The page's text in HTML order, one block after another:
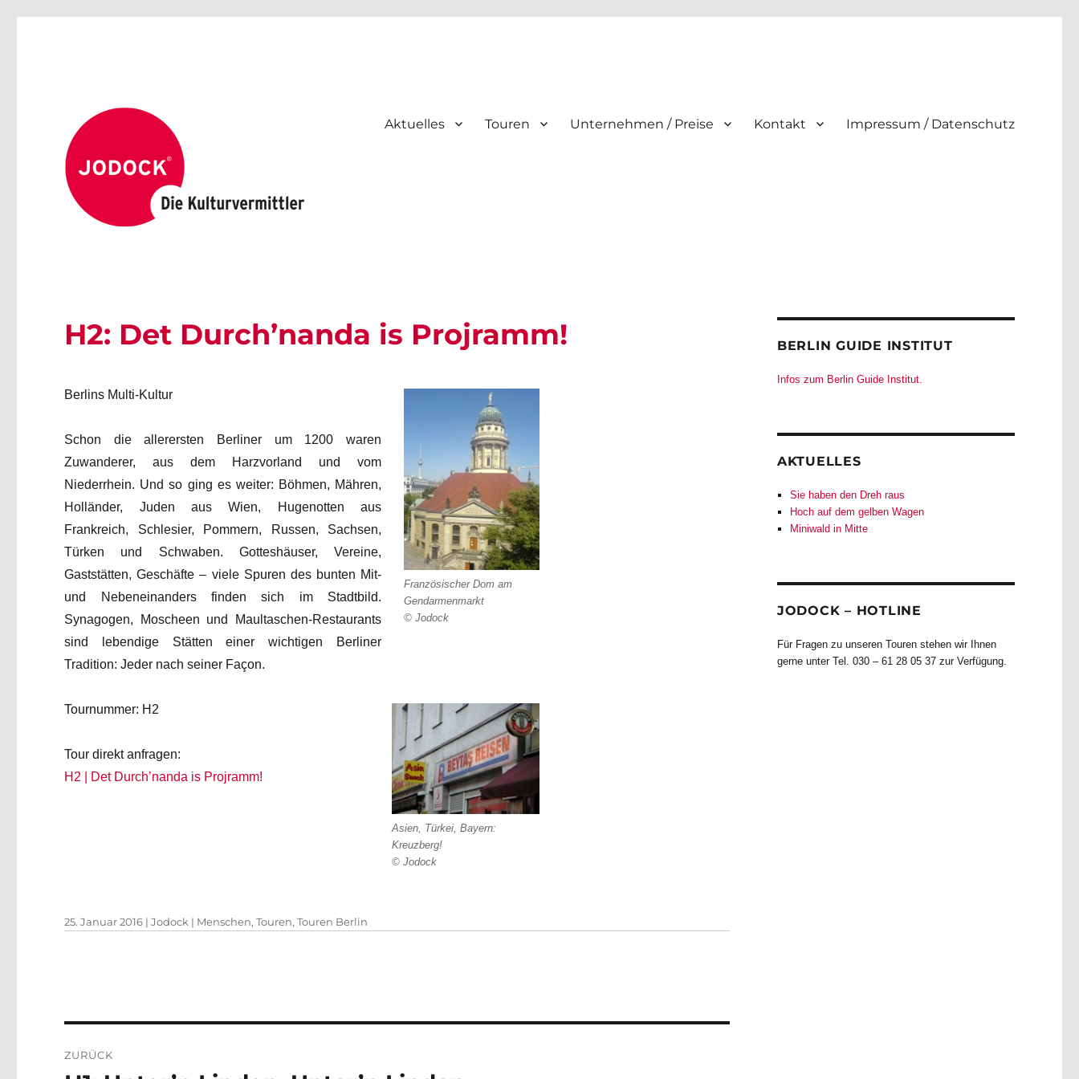
Aktuelles Touren Unternehmen / Preise Kontakt Impressum / Datenschutz
H2: Det Durch’nanda is Projramm!
Französischer Dom am
Gendarmenmarkt
© Jodock
Berlins Multi-Kultur
Schon die allerersten Berliner um 1200 waren
Zuwanderer, aus dem Harzvorland und vom
Niederrhein. Und so ging es weiter: Böhmen, Mähren,
Holländer, Juden aus Wien, Hugenotten aus
Frankreich, Schlesier, Pommern, Russen, Sachsen,
Türken und Schwaben. Gotteshäuser, Vereine,
Gaststätten, Geschäfte – viele Spuren des bunten Mit-
und Nebeneinanders finden sich im Stadtbild.
Synagogen, Moscheen und Maultaschen-Restaurants
sind lebendige Stätten einer wichtigen Berliner
Tradition: Jeder nach seiner Façon.
Asien, Türkei, Bayern:
Kreuzberg!
© Jodock
Tournummer: H2
Tour direkt anfragen:
H2 | Det Durch’nanda is Projramm!
Veröffentlicht
25. Januar 2016 |Autor
Jodock | Kategorien
Menschen,Touren,Touren Berlin
ZURÜCK
BERLIN GUIDE INSTITUT
Infos zum Berlin Guide Institut.
AKTUELLES
Sie haben den Dreh raus
Hoch auf dem gelben Wagen
Miniwald in Mitte
JODOCK – HOTLINE
Für Fragen zu unseren Touren stehen wir Ihnen
gerne unter Tel. 030 – 61 28 05 37 zur Verfügung.